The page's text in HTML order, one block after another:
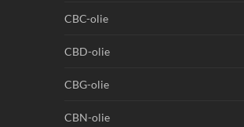
CBC-olie
CBD-olie
CBG-olie
CBN-olie